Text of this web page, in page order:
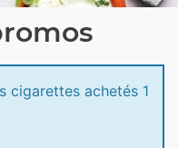
cigarettes achetés 1